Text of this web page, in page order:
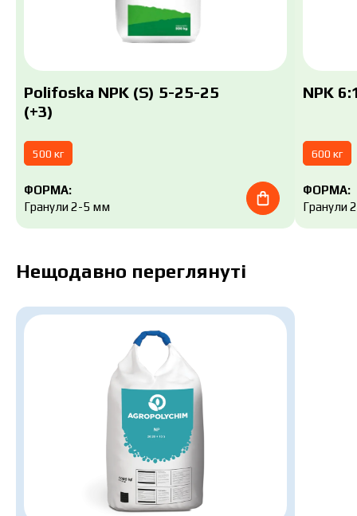
Polifoska NPK (S) 5-25-25
(+3)
500 кг
ФОРМА:
Гранули 2-5 мм
NPK
600 кг
ФОРМА:
Гранули
Нещодавно переглянуті